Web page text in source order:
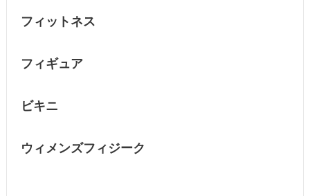
フィットネス
フィギュア
ビキニ
ウィメンズフィジーク